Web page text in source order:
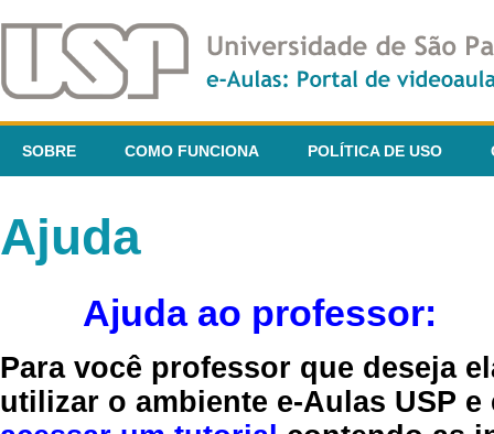
SOBRE COMO FUNCIONA POLÍTICA DE USO
Ajuda
Ajuda ao professor:
Para você professor que deseja
utilizar o ambiente e-Aulas USP